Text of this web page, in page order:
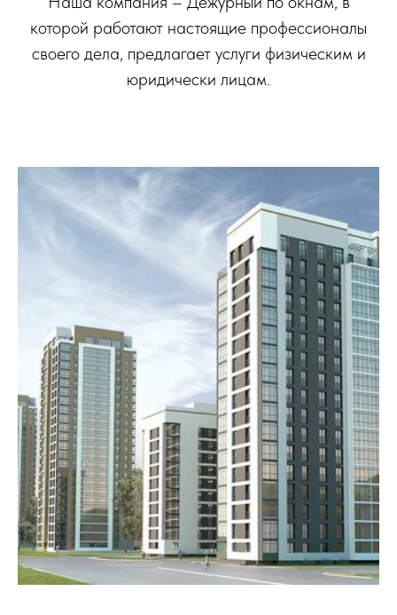
которой работают настоящие профессионалы
своего дела, предлагает услуги физическим и
юридически лицам.